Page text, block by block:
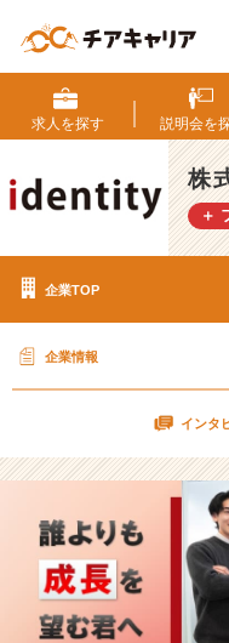
式
会
社
ア
イ
デ
テ
の
採
人
平
均
年
齢
求人を探す 説明会を
株
＋
企業TOP
企業情報
インタ